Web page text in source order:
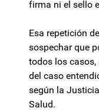
firma ni el sello
Esa repetición
sospechar que
todos los
del caso
según la
Salud.